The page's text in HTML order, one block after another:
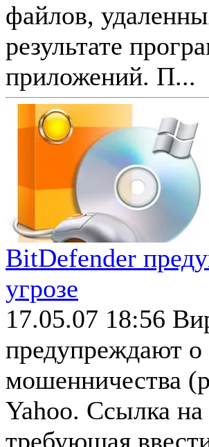
файлов,
результате
приложений. П...
BitDefender
угрозе
17.05.07 18:56
предупреждают о
мошенничества
Yahoo. Ссылка
требующая